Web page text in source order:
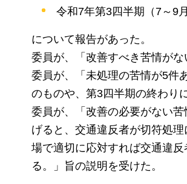
令和7年第3四半期（7～9
について報告があった。
委員が、「改善すべき苦情が
委員が、「未処理の苦情が5件
のものや、第3四半期の終わり
委員が、「改善の必要がない
げると、交通違反者が切符処
場で適切に応対すれば交通違
る。」旨の説明を受けた。